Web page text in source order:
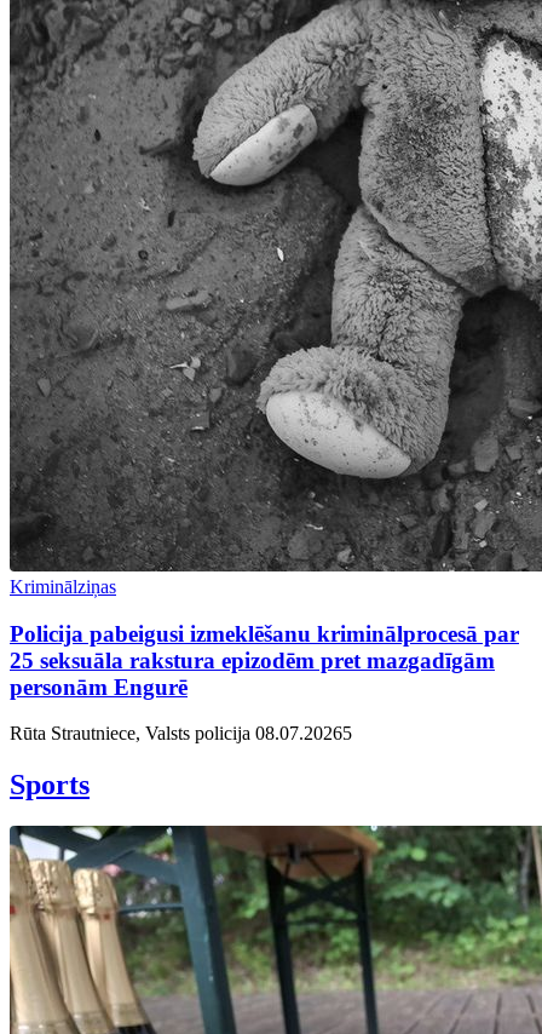
Kriminālziņas
Policija pabeigusi izmeklēšanu kriminālprocesā par
25 seksuāla rakstura epizodēm pret mazgadīgām
personām Engurē
Rūta Strautniece, Valsts policija 08.07.20265
Sports